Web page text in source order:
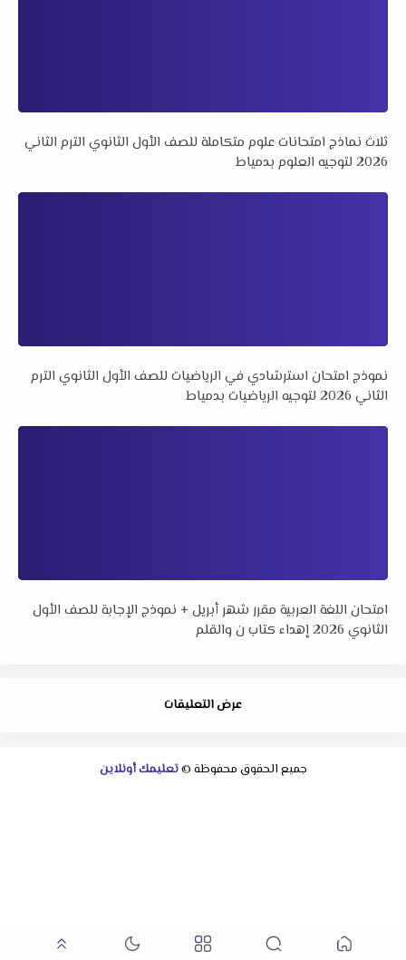
ثلاث نماذج امتحانات علوم متكاملة للصف الأول الثانوي الترم الثاني
2026 لتوجيه العلوم بدمياط
نموذج امتحان استرشادي في الرياضيات للصف الأول الثانوي الترم
الثاني 2026 لتوجيه الرياضيات بدمياط
امتحان اللغة العربية مقرر شهر أبريل + نموذج الإجابة للصف الأول
الثانوي 2026 إهداء كتاب ن والقلم
عرض التعليقات
جميع الحقوق محفوظة ©تعليمك أونلاين